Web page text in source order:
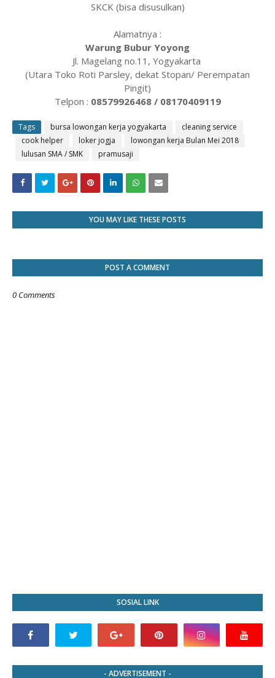
SKCK (bisa disusulkan)
Alamatnya :
Warung Bubur Yoyong
Jl. Magelang no.11, Yogyakarta
(Utara Toko Roti Parsley, dekat Stopan/ Perempatan
Pingit)
Telpon : 08579926468 / 08170409119
Tags bursa lowongan kerja yogyakarta
cleaning service
cook helper
loker jogja
lowongan kerja Bulan Mei 2018
lulusan SMA / SMK
pramusaji
YOU MAY LIKE THESE POSTS
POST A COMMENT
0 Comments
SOSIAL LINK
- ADVERTISEMENT -